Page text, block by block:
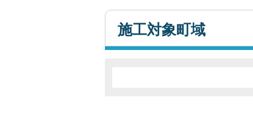
施工対象町域